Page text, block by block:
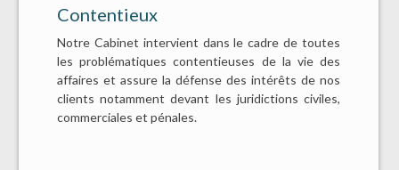
Contentieux
Notre Cabinet intervient dans le cadre de toutes
les problématiques contentieuses de la vie des
affaires et assure la défense des intérêts de nos
clients notamment devant les juridictions civiles,
commerciales et pénales.